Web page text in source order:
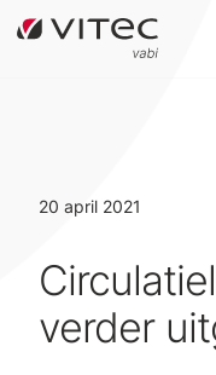
20 april 2021
verder